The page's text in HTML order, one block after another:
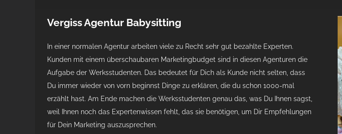
Vergiss Agentur Babysitting
In einer normalen Agentur arbeiten viele zu Recht sehr gut bezahlte Experten.
Kunden mit einem überschaubaren Marketingbudget sind in diesen Agenturen die
Aufgabe der Werksstudenten. Das bedeutet für Dich als Kunde nicht selten, dass
Du immer wieder von vorn beginnst Dinge zu erklären, die du schon 1000-mal
erzählt hast. Am Ende machen die Werksstudenten genau das, was Du Ihnen sagst,
weil Ihnen noch das Expertenwissen fehlt, das sie benötigen, um Dir Empfehlungen
für Dein Marketing auszusprechen.